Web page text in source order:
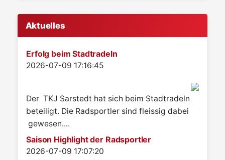
Aktuelles
Erfolg beim Stadtradeln
Details
2026-07-09 17:16:45
Der TKJ Sarstedt hat sich beim Stadtradeln
beteiligt. Die Radsportler sind fleissig dabei
gewesen....
Saison Highlight der Radsportler
Details
2026-07-09 17:07:20